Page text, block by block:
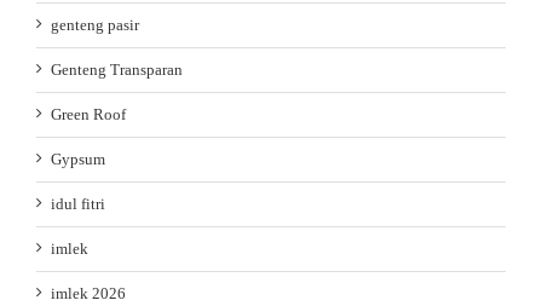
genteng pasir
Genteng Transparan
Green Roof
Gypsum
idul fitri
imlek
imlek 2026